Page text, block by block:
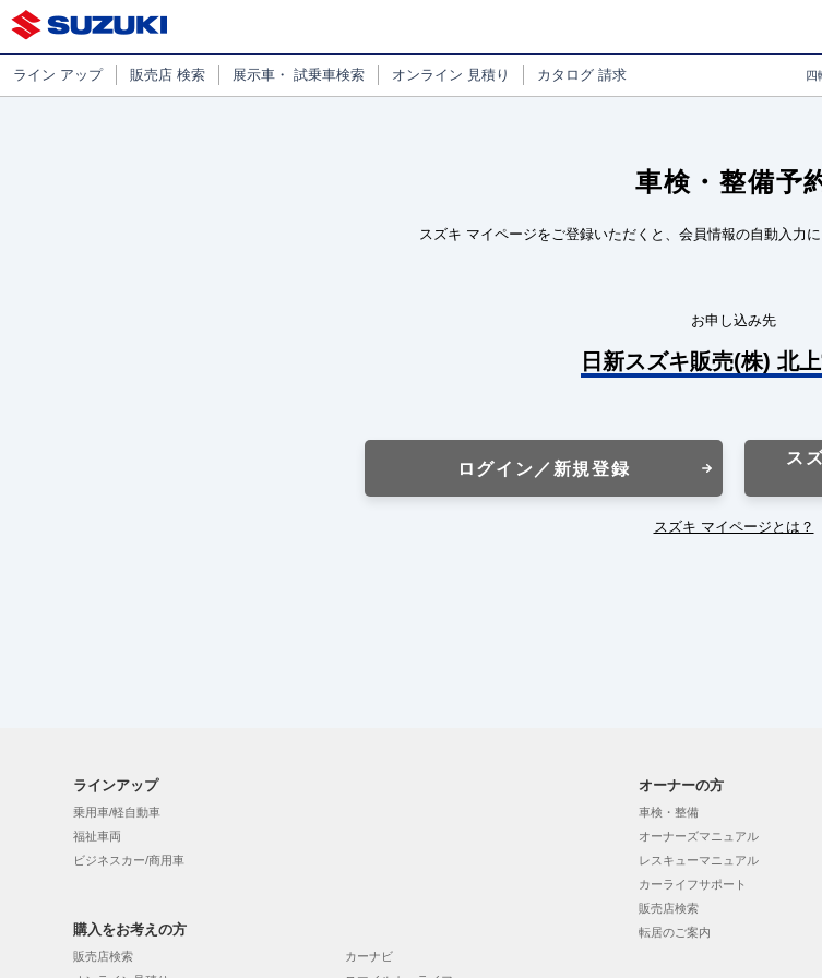
ライン アップ 販売店 検索 展示車・ 試乗車検索 オンライン 見積り カタログ 請求 四
車検・整備予
スズキ マイページをご登録いただくと、会員情報の自動入力
お申し込み先
日新スズキ販売(株) 北
ログイン／新規登録
ス
スズキ マイページとは？
ラインアップ
乗用車/軽自動車
福祉車両
ビジネスカー/商用車
購入をお考えの方
販売店検索
カーナビ
オーナーの方
車検・整備
オーナーズマニュアル
レスキューマニュアル
カーライフサポート
販売店検索
転居のご案内